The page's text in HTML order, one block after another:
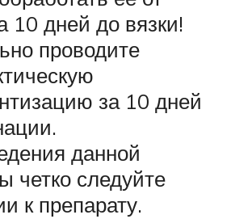
10 дней до вязки!
проводите
за 10 дней
данной
четко следуйте
к препарату.